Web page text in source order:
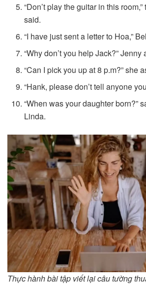
“Don’t play the guitar in this
said.
“I have just sent a letter to Hoa,”
“Why don’t you help Jack?” Jenny
“Can I pick you up at 8 p.m?” she
“Hank, please don’t tell anyone
“When was your daughter born?”
Linda.
Thực hành bài tập viết lại câu tường